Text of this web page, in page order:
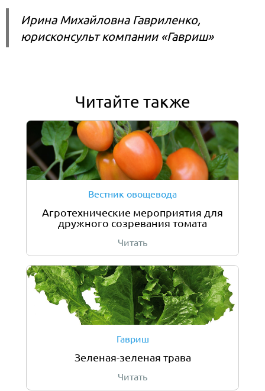
Ирина Михайловна Гавриленко,
юрисконсульт компании «Гавриш»
Читайте также
Вестник овощевода
Агротехнические мероприятия для
дружного созревания томата
Читать
Гавриш
Зеленая-зеленая трава
Читать